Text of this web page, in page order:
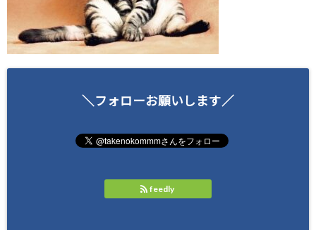
＼フォローお願いします／
feedly